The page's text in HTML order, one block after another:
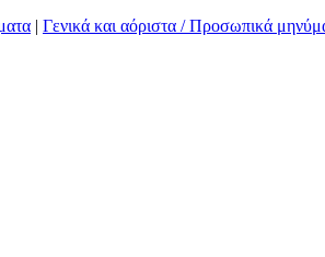
| Γενικά και αόριστα / Προσωπικά